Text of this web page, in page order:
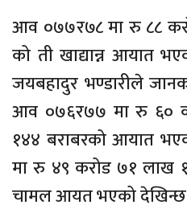
आव ०७७र७८ मा रु ८८
को ती खाद्यान्न आयात
जयबहादुर भण्डारीले
आव ०७६र७७ मा रु ६०
१४४ बराबरको आयात
मा रु ४९ करोड ७१
चामल आयत भएको देखिन्छ